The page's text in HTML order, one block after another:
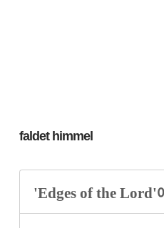
faldet himmel
'Edges of the Lord'